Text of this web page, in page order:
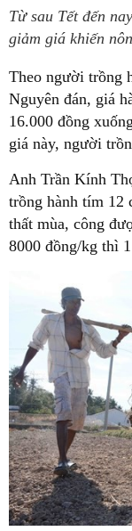
Từ sau Tết đến
giảm giá khiến
Theo người trồng
Nguyên đán, giá
16.000 đồng
giá này, người
Anh Trần Kính
trồng hành tím 12
thất mùa, công
8000 đồng/kg thì